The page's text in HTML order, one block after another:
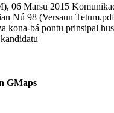
06 Marsu 2015
Nú 98 (Versaun
kona-bá pontu prinsipal
GMaps